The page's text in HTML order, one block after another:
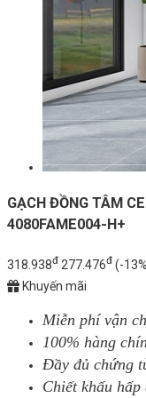
GẠCH ĐỒNG TÂM
4080FAME004-H+
318.938đ 277.476đ (-
Khuyến mãi
Miễn phí vận
100% hàng
Đầy đủ chứng
Chiết